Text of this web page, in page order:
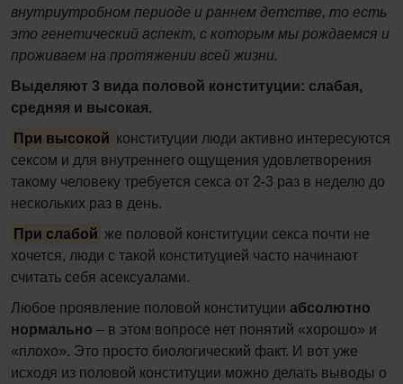
внутри­утробном периоде и раннем детстве, то есть
это генетический аспект, с которым мы рождаемся и
проживаем на протяжении всей жизни.
Выделяют 3 вида половой конституции: слабая,
средняя и высокая.
При высокой конституции люди активно интересуются
сексом и для внутреннего ощущения удовлетворения
такому человеку требуется секса от 2-3 раз в неделю до
нескольких раз в день.
При слабой же половой конституции секса почти не
хочется, люди с такой конституцией часто начинают
считать себя асексуалами.
Любое проявление половой конституции абсолютно
нормально – в этом вопросе нет понятий «хорошо» и
«плохо». Это просто биологический факт. И вот уже
исходя из половой конституции можно делать выводы о